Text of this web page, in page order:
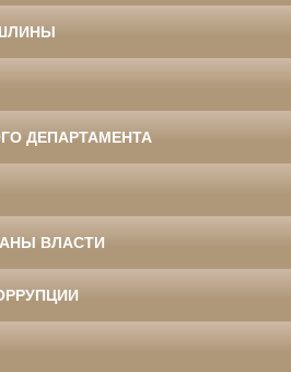
ДЕПАРТАМЕНТА
ВЛАСТИ